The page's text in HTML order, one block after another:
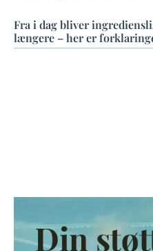
Fra i dag bliver
længere – her er